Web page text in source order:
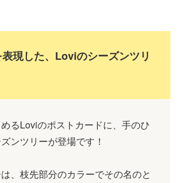
現した、Loviのシーズンツリ
るLoviのポストカードに、手のひ
ンツリーが登場です！
、枝先部分のカラーでその名のと